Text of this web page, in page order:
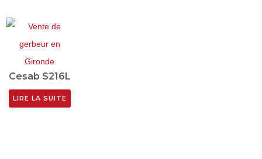
Cesab S216L
LIRE LA SUITE